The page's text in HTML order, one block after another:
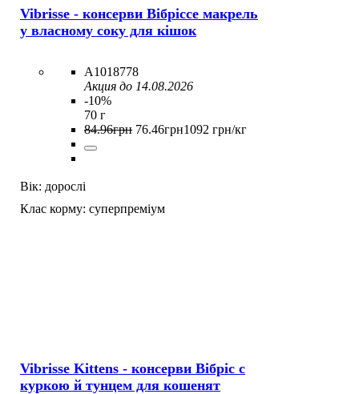
Vibrisse - консерви Вібріссе макрель
у власному соку для кішок
A1018778
Акция до 14.08.2026
-10%
70 г
84.96грн 76.46грн1092 грн/кг
Вік: дорослі
Клас корму: суперпреміум
Vibrisse Kittens - консерви Вібріс c
куркою й тунцем для кошенят